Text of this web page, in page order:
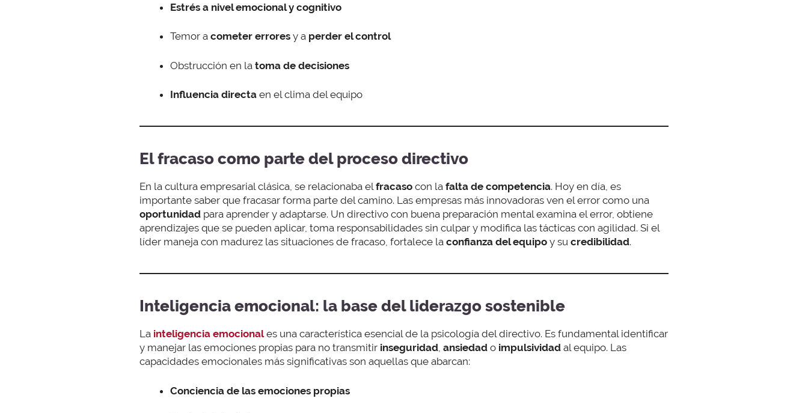
Estrés a nivel emocional y cognitivo
Temor a cometer errores y a perder el control
Obstrucción en la toma de decisiones
Influencia directa en el clima del equipo
El fracaso como parte del proceso directivo
En la cultura empresarial clásica, se relacionaba elfracaso con la falta de competencia. Hoy en día, es
importante saber que fracasar forma parte del camino. Las empresas más innovadoras ven el error como una
oportunidad para aprender y adaptarse. Un directivo con buena preparación mental examina el error, obtiene
aprendizajes que se pueden aplicar, toma responsabilidades sin culpar y modifica las tácticas con agilidad. Si el
líder maneja con madurez las situaciones de fracaso, fortalece la confianza del equipo y su credibilidad.
Inteligencia emocional: la base del liderazgo sostenible
La inteligencia emocionales una característica esencial de la psicología del directivo. Es fundamental identificar
y manejar las emociones propias para no transmitir inseguridad, ansiedad o impulsividad al equipo. Las
capacidades emocionales más significativas son aquellas que abarcan:
Conciencia de las emociones propias